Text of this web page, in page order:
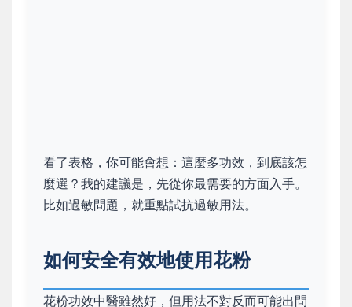
看了表格，你可能會想：這麼多功效，到底該怎
麼選？我的建議是，先從你最需要的方面入手。
比如過敏問題，就重點試抗過敏用法。
如何安全有效地使用花粉
花粉功效中醫雖然好，但用法不對反而可能出問